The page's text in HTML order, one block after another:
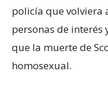
policía que volviera
personas de interés
que la muerte de
homosexual.